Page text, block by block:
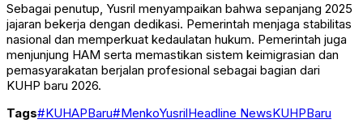
Sebagai penutup, Yusril menyampaikan bahwa sepanjang 2025
jajaran bekerja dengan dedikasi. Pemerintah menjaga stabilitas
nasional dan memperkuat kedaulatan hukum. Pemerintah juga
menjunjung HAM serta memastikan sistem keimigrasian dan
pemasyarakatan berjalan profesional sebagai bagian dari
KUHP baru 2026.
Tags#KUHAPBaru#MenkoYusrilHeadline NewsKUHPBaru